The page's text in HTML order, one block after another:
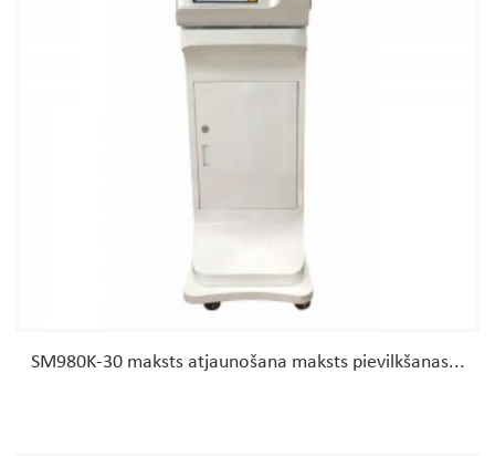
SM980K-30 maksts atjaunošana maksts pievilkšanas...